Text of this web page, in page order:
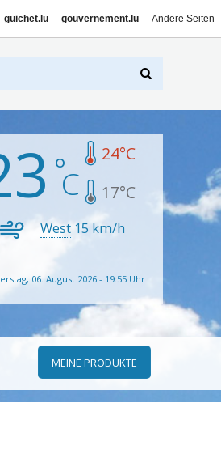
guichet.lu gouvernement.lu Andere Seiten
24°C
17°C
West 15 km/h
06. August 2026 - 19:55 Uhr
MEINE PRODUKTE